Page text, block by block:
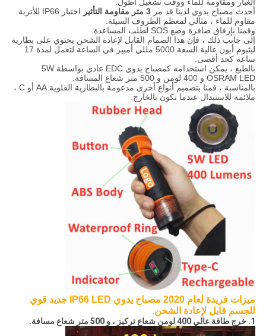
الغبار ومقاومة للماء ووقت تشغيل أطول.
أحدث مصباح يدوي لدينا قد مر 3 متر مقاومة التأثير
اختبار IP66 للأتربة
مقاوم للماء ، مثالي لمعظم الظروف السيئة.
وقمنا بإرفاق صافرة وضع SOS لطلب المساعدة.
إلى جانب ذلك ، فإن هذا الصمام القابل لإعادة الشحن يحتوي على بطارية
ليثيوم أيون عالية السعة 5000 مللي أمبير في الساعة لتعمل لمدة 17
ساعة كحد أقصى.
بالطبع ، يمكن استخدامه كمصباح يدوي EDC عادي بواسطة 5W
OSRAM LED و 400 لومن و 500 متر شعاع المسافة.
بالمناسبة ، قمنا بتصميم أنواع أخرى مدعومة بالبطارية القلوية AA أو C ،
ملائمة للاستبدال عندما تكون بالخارج.
ميزات فريدة لعام 2020 مصباح يدوي IP66 LED جديد قوي
للجسم قابل لإعادة الشحن.
1. خرج طاقة عالي 400 لومن شعاع تركيز ، و 500 متر شعاع مسافة.